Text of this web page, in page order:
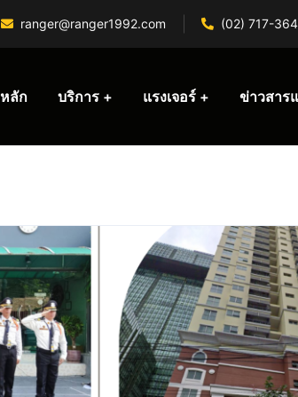
ranger@ranger1992.com (02) 717-
ลัก บริการ แรงเจอร์ ข่าวสาร